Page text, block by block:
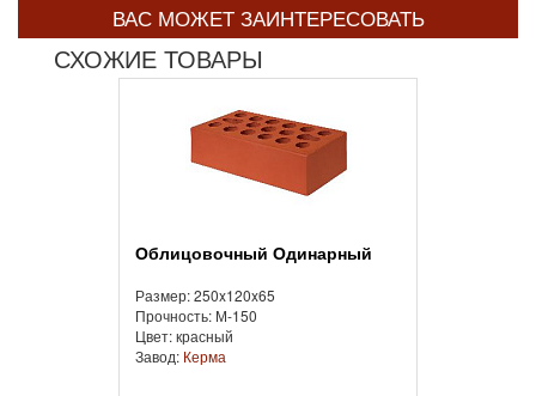
ВАС МОЖЕТ ЗАИНТЕРЕСОВАТЬ
СХОЖИЕ ТОВАРЫ
Облицовочный Одинарный
Размер: 250x120x65
Прочность: М-150
Цвет: красный
Завод: Керма